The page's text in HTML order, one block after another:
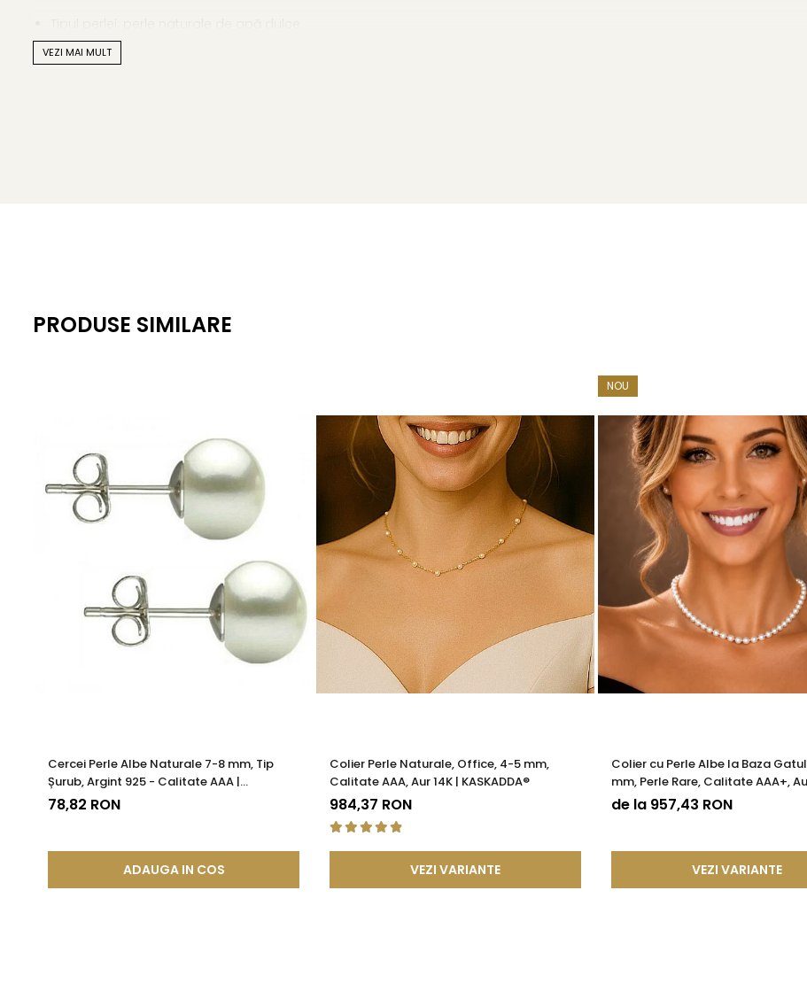
Calitate perle: AAA
este un brand european de bijuterii premium, cu marcă înregistrată în 27 de țări. Toate produsele sunt
metale prețioase certificate. Fiecare bijuterie cu perle este însoțită de un certificat de garanție și autenticitate care
Un accesoriu esențial pentru orice garderobă elegantă – acești cercei cu perle albe și aur alb sunt simpli, versatili și
Pentru o apariție care inspiră delicatețe și stil, poartă acești cercei cu un
colier cu perle și adaugă obrățară cu perle
VEZI MAI MULT
PRODUSE SIMILARE
Cercei Perle Albe Naturale 7-8 mm, Tip
Șurub, Argint 925 - Calitate AAA |
KASKADDA®
78,82 RON
ADAUGA IN COS
Colier Perle Naturale, Office, 4-5 mm,
Calitate AAA, Aur 14K | KASKADDA®
984,37 RON
VEZI VARIANTE
NOU
Colier cu Perle Albe la Baza
mm, Perle Rare, Calitate AAA+,
KASKADDA®
de la 957,43 RON
VEZI VARIANTE